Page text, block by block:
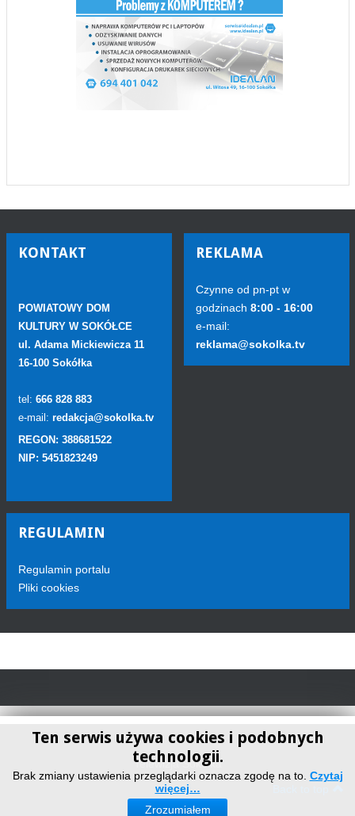
KONTAKT
POWIATOWY DOM
KULTURY W SOKÓŁCE
ul. Adama Mickiewicza 11
16-100 Sokółka
tel: 666 828 883
e-mail: redakcja@sokolka.tv
REGON: 388681522
NIP: 5451823249
REKLAMA
Czynne od pn-pt w
godzinach 8:00 - 16:00
e-mail:
reklama@sokolka.tv
REGULAMIN
Regulamin portalu
Pliki cookies
Ten serwis używa cookies i podobnych
technologii.
Brak zmiany ustawienia przeglądarki oznacza zgodę na to. Czytaj
więcej…
Zrozumiałem
Telewizja Sokółka